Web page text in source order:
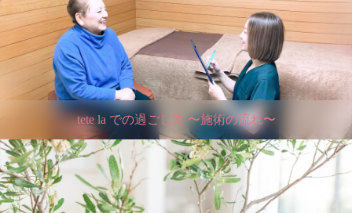
tete la での過ごし方 〜施術の流れ〜